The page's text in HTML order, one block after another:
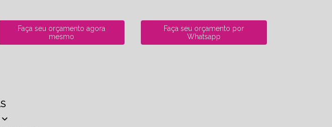
Faça seu orçamento agora
mesmo
Faça seu orçamento por
Whatsapp